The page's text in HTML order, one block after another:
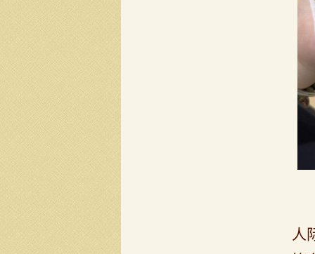
人